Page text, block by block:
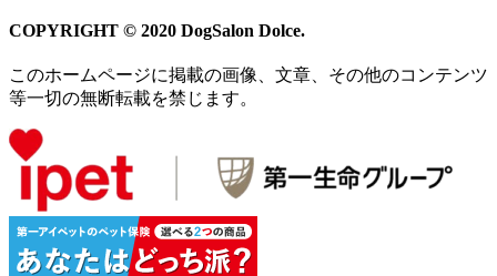
COPYRIGHT © 2020 DogSalon Dolce.
このホームページに掲載の画像、文章、その他のコンテンツ
等一切の無断転載を禁じます。